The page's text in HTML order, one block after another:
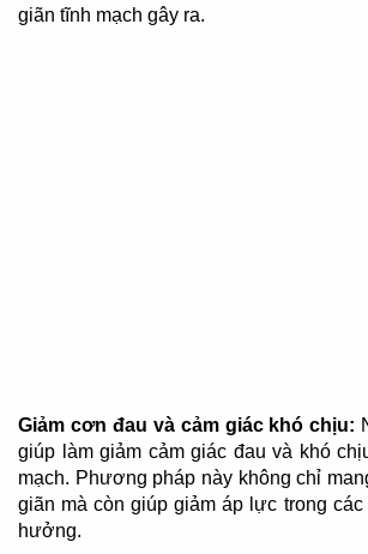
giãn tĩnh mạch gây ra.
Giảm cơn đau và cảm giác khó chịu:
giúp làm giảm cảm giác đau và khó
mạch. Phương pháp này không chỉ
giãn mà còn giúp giảm áp lực trong các
hưởng.